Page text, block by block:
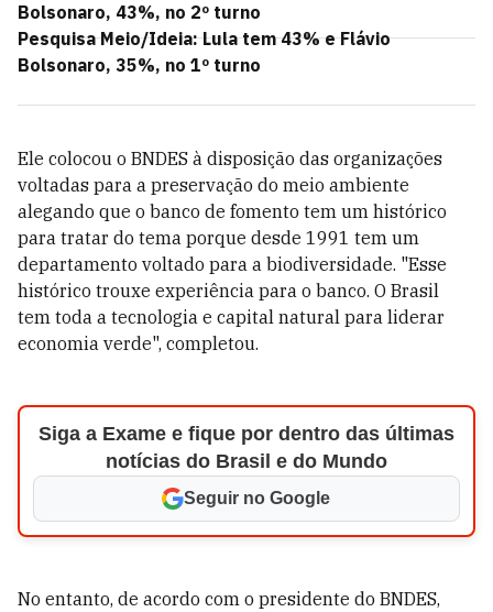
Bolsonaro, 43%, no 2º turno
Pesquisa Meio/Ideia: Lula tem 43% e Flávio
Bolsonaro, 35%, no 1º turno
Ele colocou o BNDES à disposição das organizações
voltadas para a preservação do meio ambiente
alegando que o banco de fomento tem um histórico
para tratar do tema porque desde 1991 tem um
departamento voltado para a biodiversidade. "Esse
histórico trouxe experiência para o banco. O Brasil
tem toda a tecnologia e capital natural para liderar
economia verde", completou.
Siga a Exame e fique por dentro das últimas
notícias do Brasil e do Mundo
Seguir no Google
No entanto, de acordo com o presidente do BNDES,